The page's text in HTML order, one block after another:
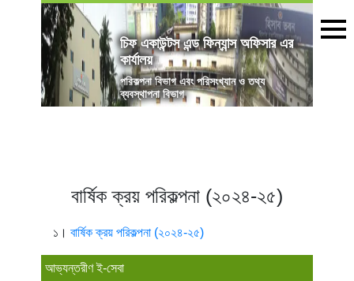
চিফ একাউন্টস এন্ড ফিন্যান্স অফিসার এর
কার্যালয়
পরিকল্পনা বিভাগ এবং পরিসংখ্যান ও তথ্য
ব্যবস্থাপনা বিভাগ
বার্ষিক ক্রয় পরিকল্পনা (২০২৪-২৫)
১।বার্ষিক ক্রয় পরিকল্পনা (২০২৪-২৫)
আভ্যন্তরীণ ই-সেবা